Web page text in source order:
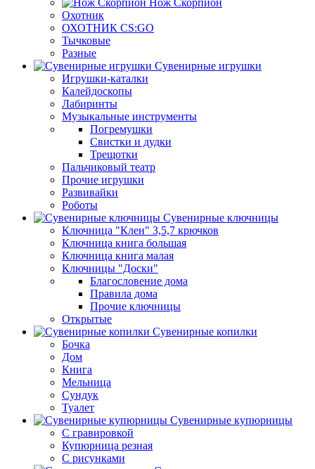
Нож Скорпион
Охотник
ОХОТНИК CS:GO
Тычковые
Разные
Сувенирные игрушки
Игрушки-каталки
Калейдоскопы
Лабиринты
Музыкальные инструменты
Погремушки
Свистки и дудки
Трещотки
Пальчиковый театр
Прочие игрушки
Развивайки
Роботы
Сувенирные ключницы
Ключница "Клен" 3,5,7 крючков
Ключница книга большая
Ключница книга малая
Ключницы "Доски"
Благословение дома
Правила дома
Прочие ключницы
Открытые
Сувенирные копилки
Бочка
Дом
Книга
Мельница
Сундук
Туалет
Сувенирные купюрницы
C гравировкой
Купюрница резная
С рисунками